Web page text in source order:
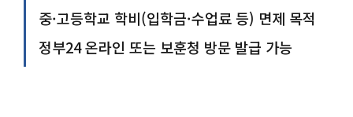
중·고등학교 학비(입학금·수업료 등) 면제 목적
정부24 온라인 또는 보훈청 방문 발급 가능